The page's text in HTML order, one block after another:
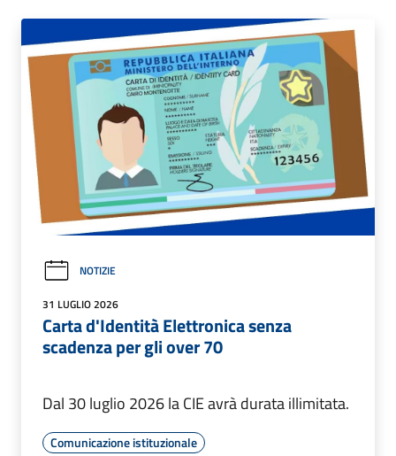
NOTIZIE
31 LUGLIO 2026
Carta d'Identità Elettronica senza
scadenza per gli over 70
Dal 30 luglio 2026 la CIE avrà durata illimitata.
Comunicazione istituzionale